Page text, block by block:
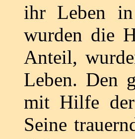
ihr Leben
wurden die
Anteil,
Leben. Den
mit Hilfe
Seine